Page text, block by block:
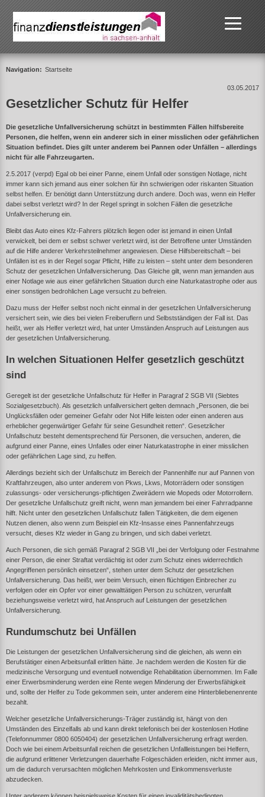
Navigation: Startseite
03.05.2017
Gesetzlicher Schutz für Helfer
Die gesetzliche Unfallversicherung schützt in bestimmten Fällen hilfsbereite
Personen, die helfen, wenn ein anderer sich in einer misslichen oder gefährlichen
Situation befindet. Dies gilt unter anderem bei Pannen oder Unfällen – allerdings
nicht für alle Fahrzeugarten.
2.5.2017 (verpd) Egal ob bei einer Panne, einem Unfall oder sonstigen Notlage, nicht
immer kann sich jemand aus einer solchen für ihn schwierigen oder riskanten Situation
selbst helfen. Er benötigt dann Unterstützung durch andere. Doch was, wenn ein Helfer
dabei selbst verletzt wird? In der Regel springt in solchen Fällen die gesetzliche
Unfallversicherung ein.
Bleibt das Auto eines Kfz-Fahrers plötzlich liegen oder ist jemand in einen Unfall
verwickelt, bei dem er selbst schwer verletzt wird, ist der Betroffene unter Umständen
auf die Hilfe anderer Verkehrsteilnehmer angewiesen. Diese Hilfsbereitschaft – bei
Unfällen ist es in der Regel sogar Pflicht, Hilfe zu leisten – steht unter dem besonderen
Schutz der gesetzlichen Unfallversicherung. Das Gleiche gilt, wenn man jemanden aus
einer Notlage wie aus einer gefährlichen Situation durch eine Naturkatastrophe oder aus
einer sonstigen bedrohlichen Lage versucht zu befreien.
Dazu muss der Helfer selbst noch nicht einmal in der gesetzlichen Unfallversicherung
versichert sein, wie dies bei vielen Freiberuflern und Selbstständigen der Fall ist. Das
heißt, wer als Helfer verletzt wird, hat unter Umständen Anspruch auf Leistungen aus
der gesetzlichen Unfallversicherung.
In welchen Situationen Helfer gesetzlich geschützt
sind
Geregelt ist der gesetzliche Unfallschutz für Helfer in Paragraf 2 SGB VII (Siebtes
Sozialgesetzbuch). Als gesetzlich unfallversichert gelten demnach „Personen, die bei
Unglücksfällen oder gemeiner Gefahr oder Not Hilfe leisten oder einen anderen aus
erheblicher gegenwärtiger Gefahr für seine Gesundheit retten“. Gesetzlicher
Unfallschutz besteht dementsprechend für Personen, die versuchen, anderen, die
aufgrund einer Panne, eines Unfalles oder einer Naturkatastrophe in einer misslichen
oder gefährlichen Lage sind, zu helfen.
Allerdings bezieht sich der Unfallschutz im Bereich der Pannenhilfe nur auf Pannen von
Kraftfahrzeugen, also unter anderem von Pkws, Lkws, Motorrädern oder sonstigen
zulassungs- oder versicherungs-pflichtigen Zweirädern wie Mopeds oder Motorrollern.
Der gesetzliche Unfallschutz greift nicht, wenn man jemandem bei einer Fahrradpanne
hilft. Nicht unter den gesetzlichen Unfallschutz fallen Tätigkeiten, die dem eigenen
Nutzen dienen, also wenn zum Beispiel ein Kfz-Insasse eines Pannenfahrzeugs
versucht, dieses Kfz wieder in Gang zu bringen, und sich dabei verletzt.
Auch Personen, die sich gemäß Paragraf 2 SGB VII „bei der Verfolgung oder Festnahme
einer Person, die einer Straftat verdächtig ist oder zum Schutz eines widerrechtlich
Angegriffenen persönlich einsetzen“, stehen unter dem Schutz der gesetzlichen
Unfallversicherung. Das heißt, wer beim Versuch, einen flüchtigen Einbrecher zu
verfolgen oder ein Opfer vor einer gewalttätigen Person zu schützen, verunfallt
beziehungsweise verletzt wird, hat Anspruch auf Leistungen der gesetzlichen
Unfallversicherung.
Rundumschutz bei Unfällen
Die Leistungen der gesetzlichen Unfallversicherung sind die gleichen, als wenn ein
Berufstätiger einen Arbeitsunfall erlitten hätte. Je nachdem werden die Kosten für die
medizinische Versorgung und eventuell notwendige Rehabilitation übernommen. Im Falle
einer Erwerbsminderung werden eine Rente wegen Minderung der Erwerbsfähigkeit
und, sollte der Helfer zu Tode gekommen sein, unter anderem eine Hinterbliebenenrente
bezahlt.
Welcher gesetzliche Unfallversicherungs-Träger zuständig ist, hängt von den
Umständen des Einzelfalls ab und kann direkt telefonisch bei der kostenlosen Hotline
(Telefonnummer 0800 6050404) der gesetzlichen Unfallversicherung erfragt werden.
Doch wie bei einem Arbeitsunfall reichen die gesetzlichen Unfallleistungen bei Helfern,
die aufgrund erlittener Verletzungen dauerhafte Folgeschäden erleiden, nicht immer aus,
um die dadurch verursachten möglichen Mehrkosten und Einkommensverluste
abzudecken.